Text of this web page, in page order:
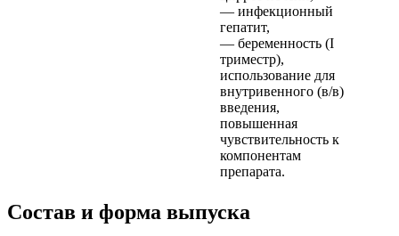
— инфекционный
гепатит,
— беременность (I
триместр),
использование для
внутривенного (в/в)
введения,
повышенная
чувствительность к
компонентам
препарата.
Состав и форма выпуска